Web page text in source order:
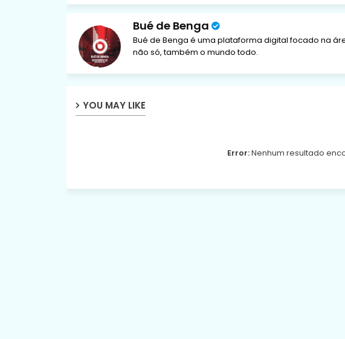
Bué de Benga
Bué de Benga é uma plataforma digital focado na
não só, também o mundo todo.
YOU MAY LIKE
Error:Nenhum resultado